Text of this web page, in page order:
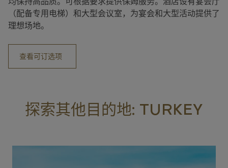
（配备专用电梯）和大型会议室，为宴会和大型活动提供了
理想场地。
查看可订选项
探索其他目的地: TURKEY